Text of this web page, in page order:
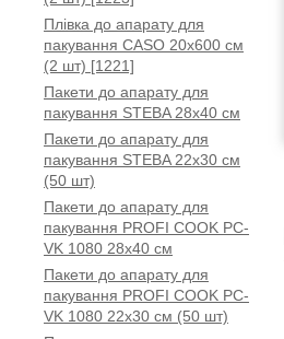
Плівка до апарату для
пакування CASO 20х600 см
(2 шт) [1221]
Пакети до апарату для
пакування STEBA 28x40 см
Пакети до апарату для
пакування STEBA 22x30 см
(50 шт)
Пакети до апарату для
пакування PROFI COOK PC-
VK 1080 28x40 см
Пакети до апарату для
пакування PROFI COOK PC-
VK 1080 22x30 см (50 шт)